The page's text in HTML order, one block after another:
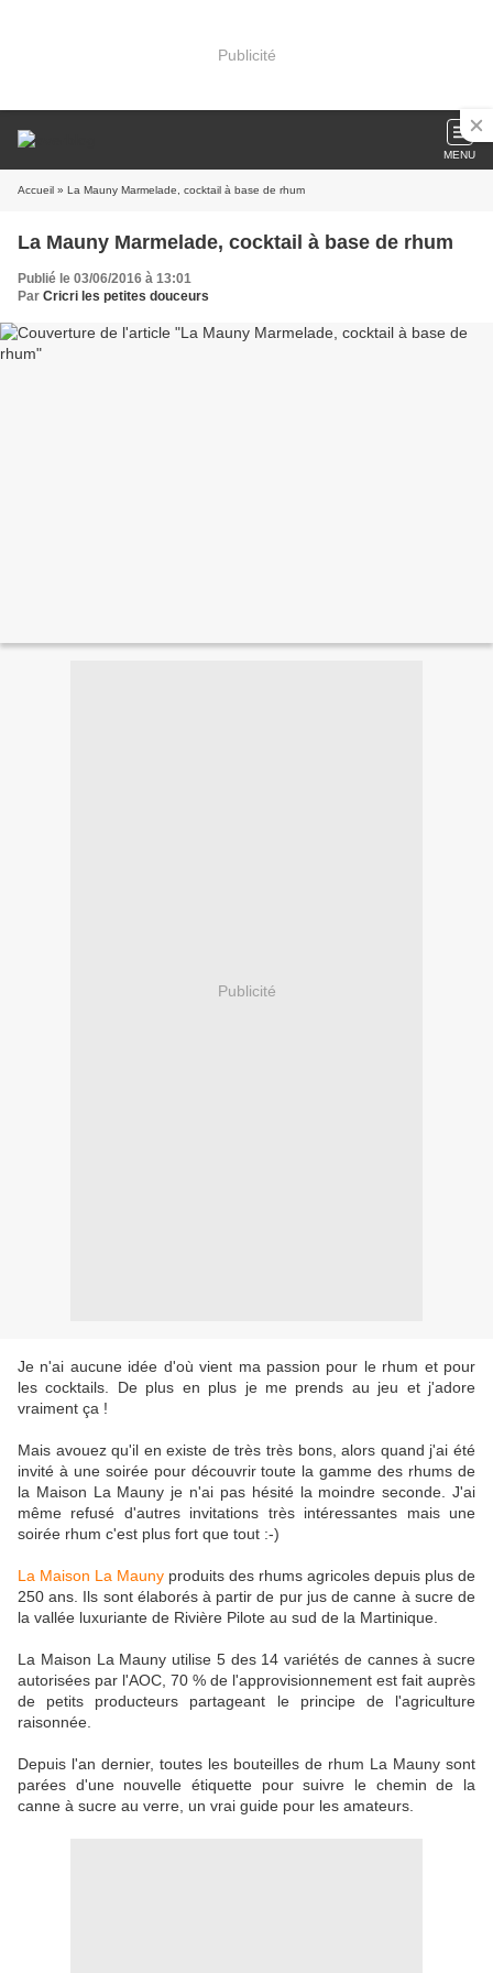
Publicité
MENU
Accueil » La Mauny Marmelade, cocktail à base de rhum
La Mauny Marmelade, cocktail à base de rhum
Publié le 03/06/2016 à 13:01
Par Cricri les petites douceurs
Publicité
Je n'ai aucune idée d'où vient ma passion pour le rhum et pour
les cocktails. De plus en plus je me prends au jeu et j'adore
vraiment ça !
Mais avouez qu'il en existe de très très bons, alors quand j'ai été
invité à une soirée pour découvrir toute la gamme des rhums de
la Maison La Mauny je n'ai pas hésité la moindre seconde. J'ai
même refusé d'autres invitations très intéressantes mais une
soirée rhum c'est plus fort que tout :-)
La Maison La Mauny produits des rhums agricoles depuis plus de
250 ans. Ils sont élaborés à partir de pur jus de canne à sucre de
la vallée luxuriante de Rivière Pilote au sud de la Martinique.
La Maison La Mauny utilise 5 des 14 variétés de cannes à sucre
autorisées par l'AOC, 70 % de l'approvisionnement est fait auprès
de petits producteurs partageant le principe de l'agriculture
raisonnée.
Depuis l'an dernier, toutes les bouteilles de rhum La Mauny sont
parées d'une nouvelle étiquette pour suivre le chemin de la
canne à sucre au verre, un vrai guide pour les amateurs.